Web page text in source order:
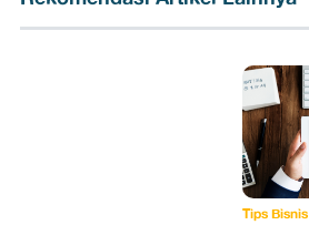
Tips Bisnis